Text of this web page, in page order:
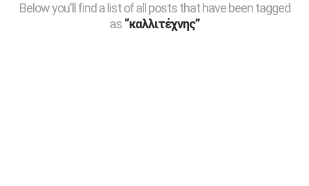
Below you'll find a list of all posts that have been tagged
as“καλλιτέχνης”